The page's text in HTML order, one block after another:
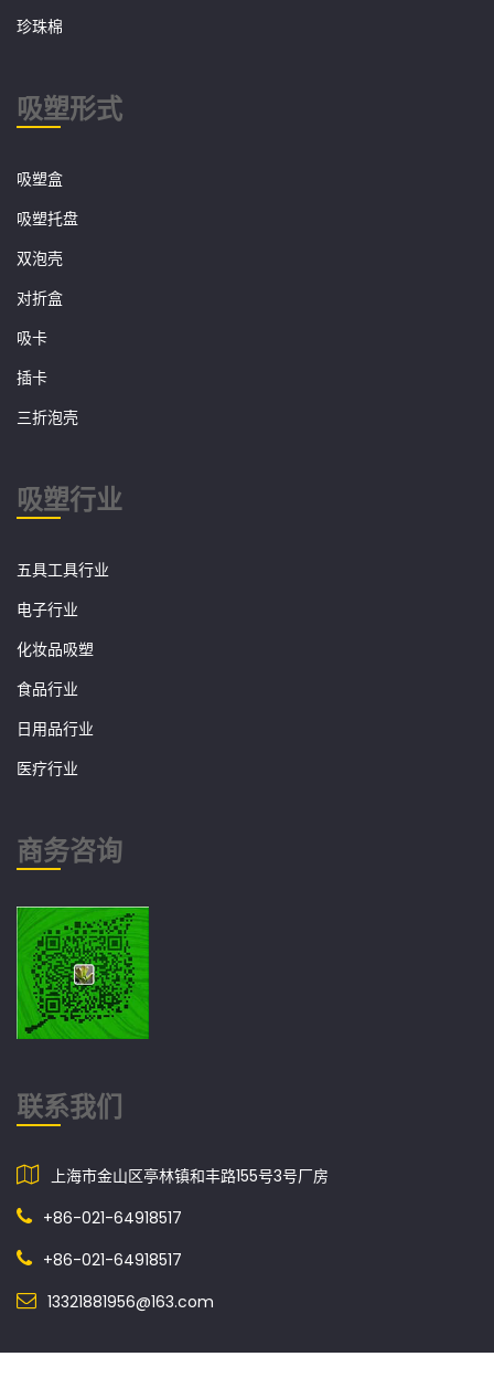
珍珠棉
吸塑形式
吸塑盒
吸塑托盘
双泡壳
对折盒
吸卡
插卡
三折泡壳
吸塑行业
五具工具行业
电子行业
化妆品吸塑
食品行业
日用品行业
医疗行业
商务咨询
联系我们
上海市金山区亭林镇和丰路155号3号厂房
+86-021-64918517
+86-021-64918517
13321881956@163.com